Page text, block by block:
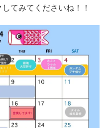
てみてくださいね！！